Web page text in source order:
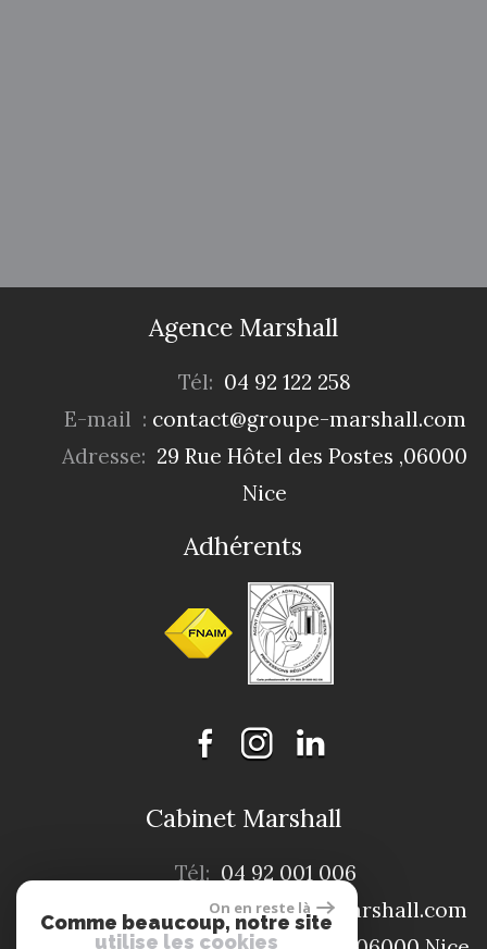
Agence Marshall
Tél: 04 92 122 258
E-mail : contact@groupe-marshall.com
Adresse: 29 Rue Hôtel des Postes ,06000
Nice
Adhérents
Cabinet Marshall
Tél: 04 92 001 006
E-mail:
contact@cabinet-marshall.com
On en reste là
Comme beaucoup, notre site
utilise les cookies